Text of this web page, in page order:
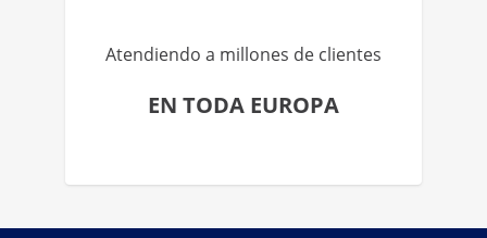
Atendiendo a millones de clientes
EN TODA EUROPA